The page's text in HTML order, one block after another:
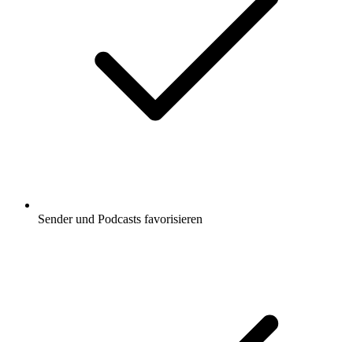
Sender und Podcasts favorisieren